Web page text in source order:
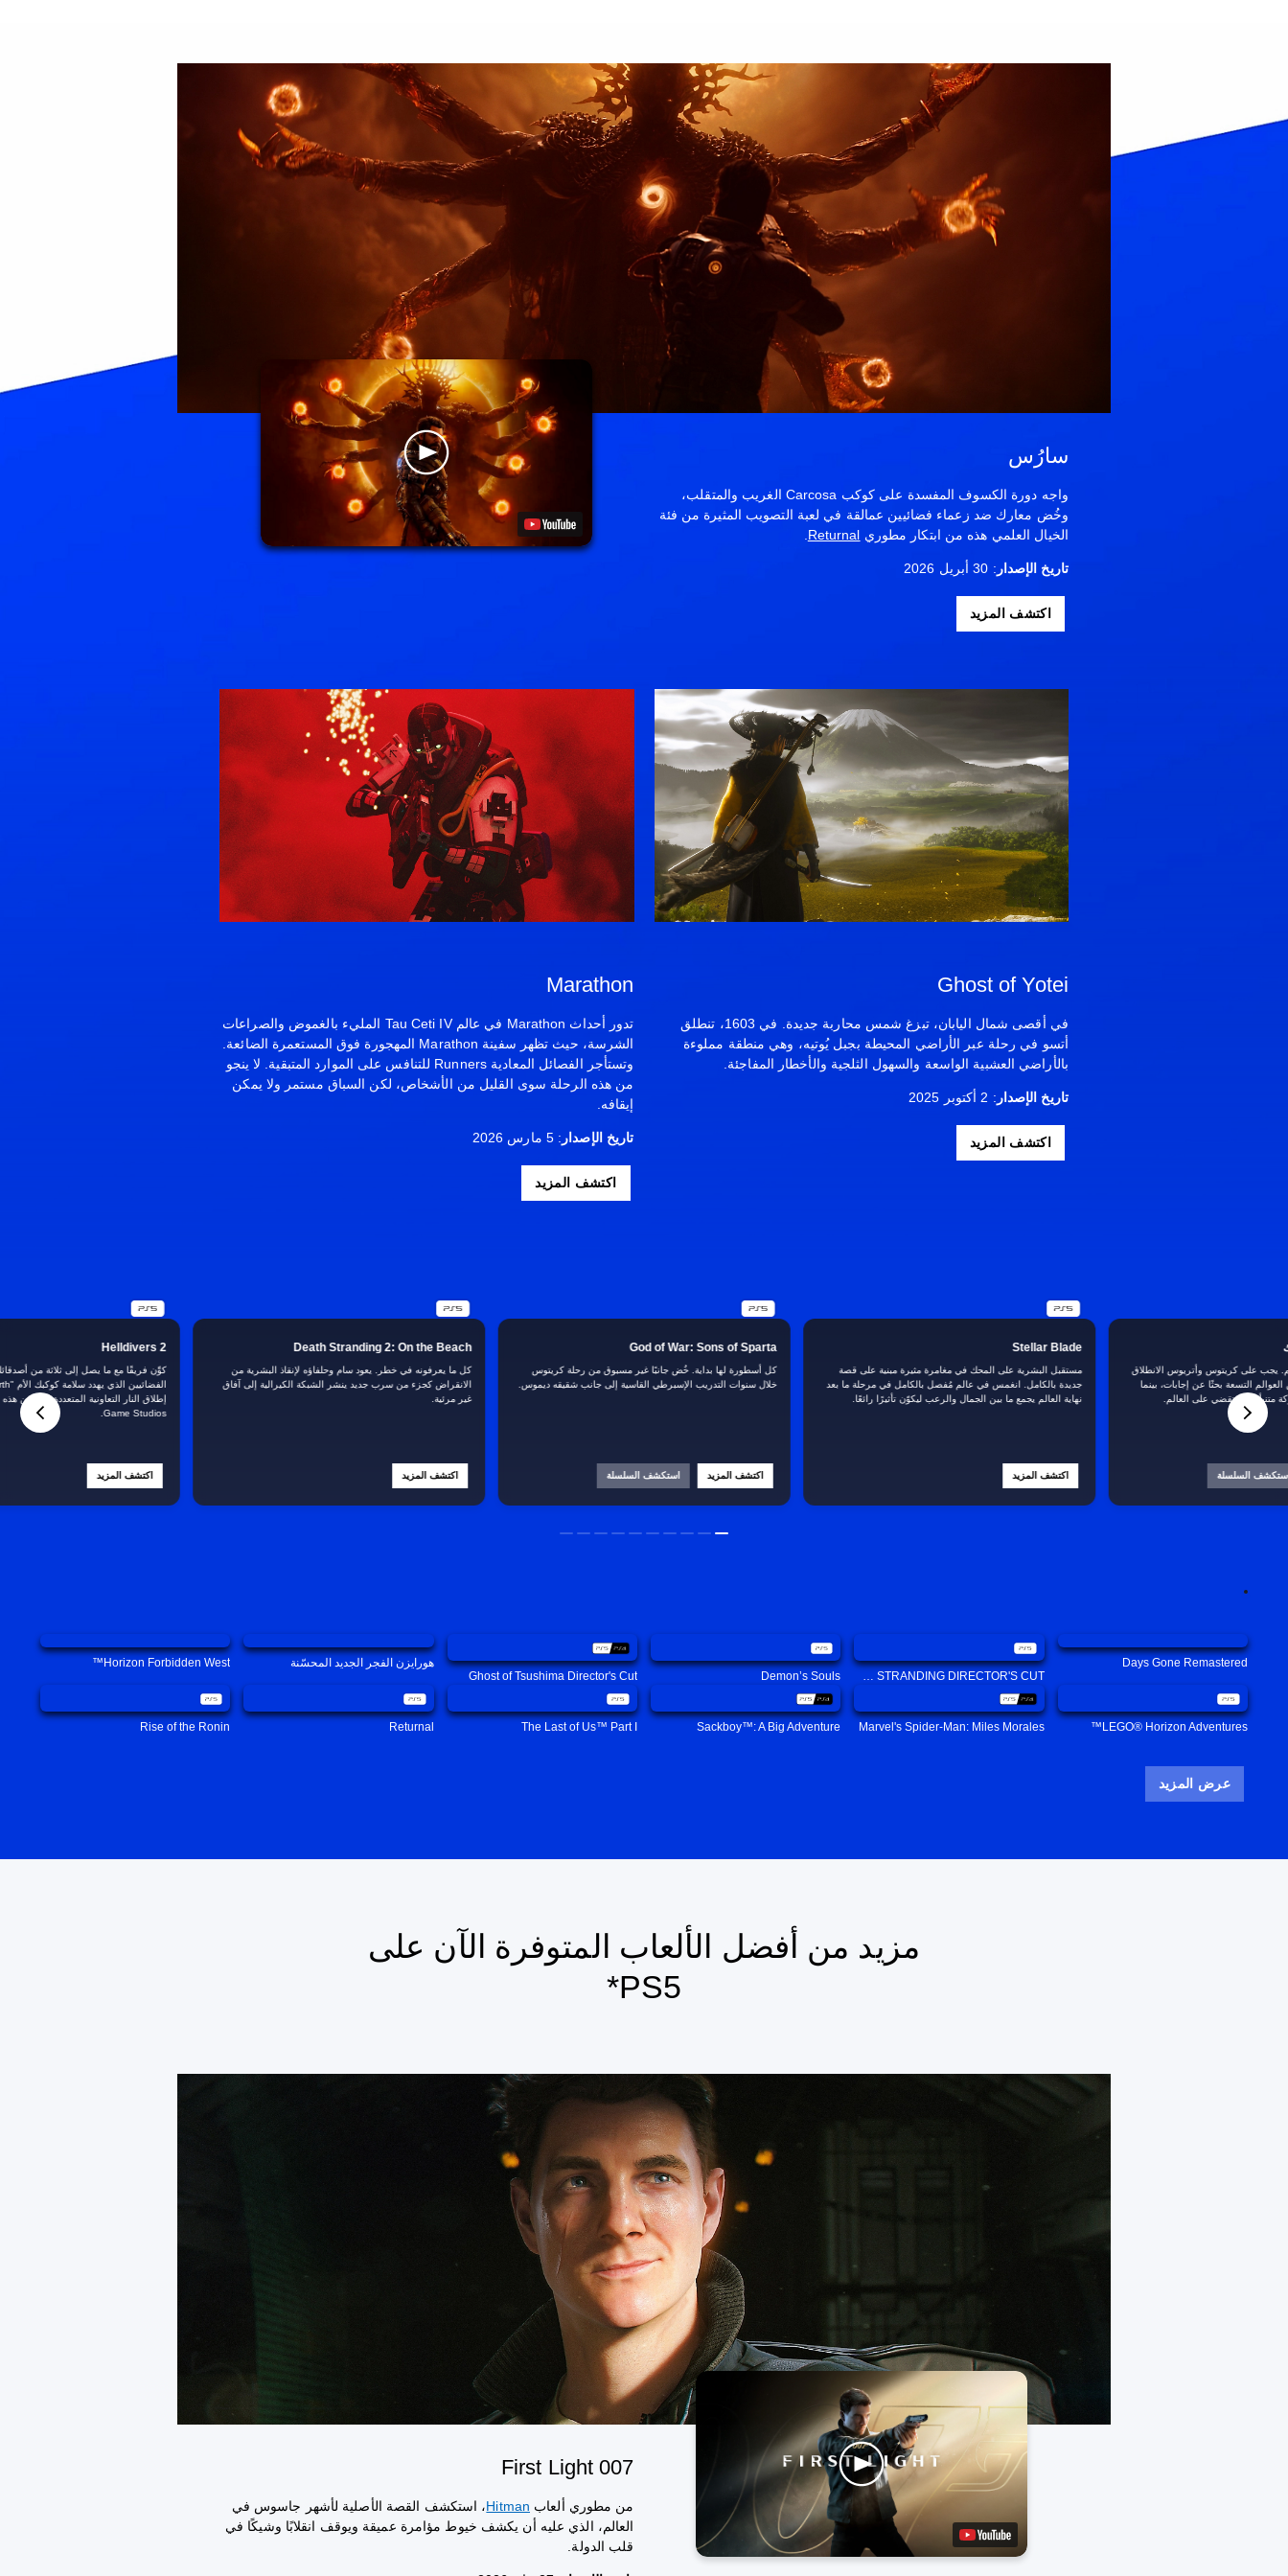
سارُس
واجه دورة الكسوف المفسدة على كوكب Carcosa الغريب والمتقلب،
وخُض معارك ضد زعماء فضائيين عمالقة في لعبة التصويب المثيرة من فئة
الخيال العلمي هذه من ابتكار مطوري Returnal
تاريخ الإصدار : 30 أبريل 2026
اكتشف المزيد
Marathon
تدور أحداث Marathon في عالم Tau Ceti IV المليء بالغموض والصراعات
الشرسة، حيث تظهر سفينة Marathon المهجورة فوق المستعمرة الضائعة.
وتستأجر الفصائل المعادية Runners للتنافس على الموارد المتبقية. لا ينجو
من هذه الرحلة سوى القليل من الأشخاص، لكن السباق مستمر ولا يمكن
إيقافه.
تاريخ الإصدار : 5 مارس 2026
اكتشف المزيد
Ghost of Yotei
في أقصى شمال اليابان، تبزغ شمس محاربة جديدة. في 1603، تنطلق
أتسو في رحلة عبر الأراضي المحيطة بجبل يُوتيه، وهي منطقة مملوءة
بالأراضي العشبية الواسعة والسهول الثلجية والأخطار المفاجئة.
تاريخ الإصدار : 2 أكتوبر 2025
اكتشف المزيد
God of War: Sons of Sparta
كل أسطورة لها بداية. خُض جانبًا غير مسبوق من رحلة كريتوس
خلال سنوات التدريب الإسبرطي القاسية إلى جانب شقيقه ديموس.
اكتشف المزيد استكشف السلسلة
Stellar Blade
مستقبل البشرية على المحك في مغامرة مثيرة مبنية على قصة
جديدة بالكامل. انغمس في عالم مُفصل بالكامل في مرحلة ما بعد
نهاية العالم يجمع ما بين الجمال والرعب ليكوّن تأثيرًا رائعًا.
اكتشف المزيد
يجب على كريتوس وأتريوس الانطلاق
التسعة بحثًا عن إجابات، بينما
متنبأ بها ستقضي على العالم.
السلسلة
Helldivers 2
كوِّن فريقًا مع ما يصل إلى ثلاثة من
Game Studios.
اكتشف المزيد
Death Stranding 2: On the Beach
كل ما يعرفونه في خطر. يعود سام وحلفاؤه لإنقاذ البشرية من
الانقراض كجزء من سرب جديد ينشر الشبكة الكيرالية إلى آفاق
غير مرئية.
اكتشف المزيد
Days Gone Remastered
DEATH STRANDING DIRECTOR'S CUT
Demon’s Souls
Ghost of Tsushima Director's Cut
هورايزن الفجر الجديد المحسّنة Horizon Forbidden West™
LEGO® Horizon Adventures™
Marvel's Spider-Man: Miles Morales
Sackboy™: A Big Adventure
The Last of Us™ Part I
Returnal
Rise of the Ronin
عرض المزيد
مزيد من أفضل الألعاب المتوفرة الآن على
PS5*
007 First Light
من مطوري ألعاب Hitman، استكشف القصة الأصلية لأشهر جاسوس في
العالم، الذي عليه أن يكشف خيوط مؤامرة عميقة ويوقف انقلابًا وشيكًا في
قلب الدولة.